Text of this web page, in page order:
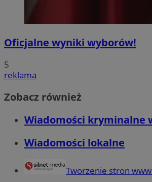
Oficjalne wyniki wyborów!
5
reklama
Zobacz również
Wiadomości kryminalne
Wiadomości lokalne
Tworzenie stron